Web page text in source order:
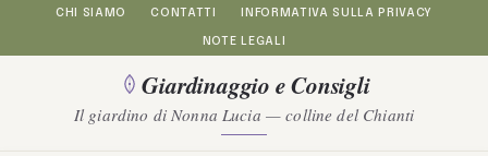
al
contenuto
CHI SIAMO CONTATTI INFORMATIVA SULLA PRIVACY
NOTE LEGALI
Giardinaggio e Consigli
Il giardino di Nonna Lucia — colline del Chianti